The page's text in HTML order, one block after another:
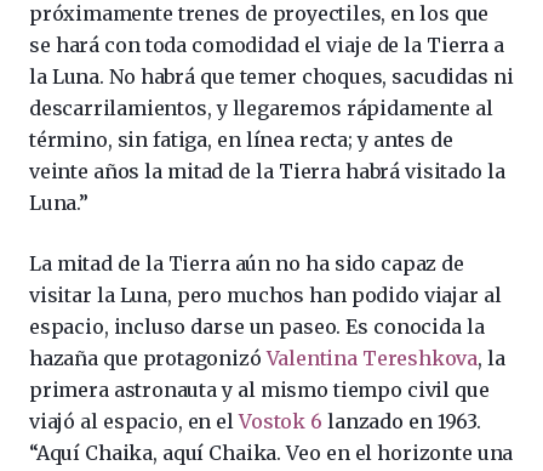
próximamente trenes de proyectiles, en los que
se hará con toda comodidad el viaje de la Tierra a
la Luna. No habrá que temer choques, sacudidas ni
descarrilamientos, y llegaremos rápidamente al
término, sin fatiga, en línea recta; y antes de
veinte años la mitad de la Tierra habrá visitado la
Luna.”
La mitad de la Tierra aún no ha sido capaz de
visitar la Luna, pero muchos han podido viajar al
espacio, incluso darse un paseo. Es conocida la
hazaña que protagonizóValentina Tereshkova, la
primera astronauta y al mismo tiempo civil que
viajó al espacio, en elVostok 6 lanzado en 1963.
“Aquí Chaika, aquí Chaika. Veo en el horizonte una